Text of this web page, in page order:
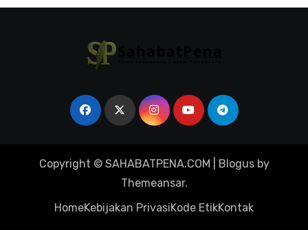
Copyright © SAHABATPENA.COM Blogusby
Themeansar.
HomeKebijakan PrivasiKode EtikKontak